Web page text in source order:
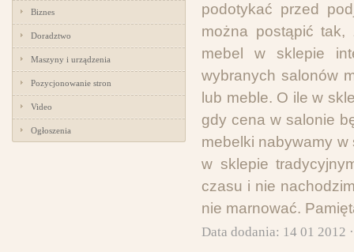
Biznes
Doradztwo
Maszyny i urządzenia
Pozycjonowanie stron
Video
Ogłoszenia
podotykać przed
można postąpić
mebel w sklepie
wybranych salonów
lub meble. O ile w
gdy cena w salonie
mebelki nabywamy
w sklepie
czasu i nie
nie marnować.
Data dodania: 14 01 2012